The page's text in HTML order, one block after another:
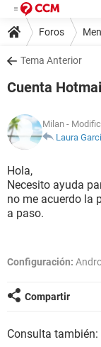
Foros
Tema Anterior
Cuenta
Milan -
Laura
Hola,
Necesito ayuda
no me acuerdo la
a paso.
Configuración:
Compartir
Consulta también: